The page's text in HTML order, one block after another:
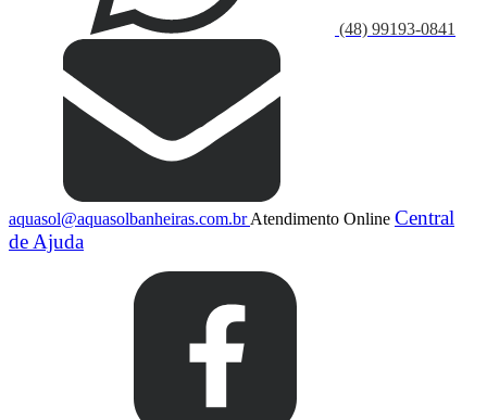
(48) 99193-0841
aquasol@aquasolbanheiras.com.brAtendimento Online Central
de Ajuda